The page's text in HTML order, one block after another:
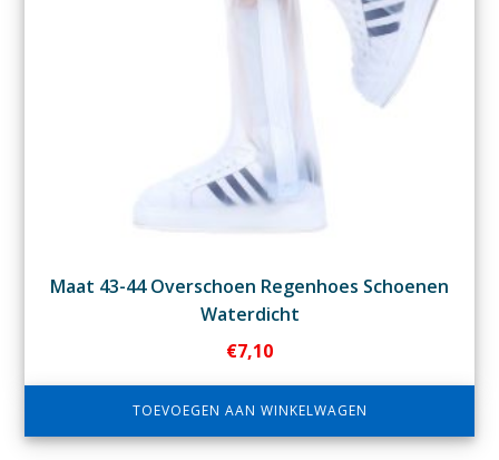
Maat 43-44 Overschoen Regenhoes Schoenen
Waterdicht
€7,10
TOEVOEGEN AAN WINKELWAGEN